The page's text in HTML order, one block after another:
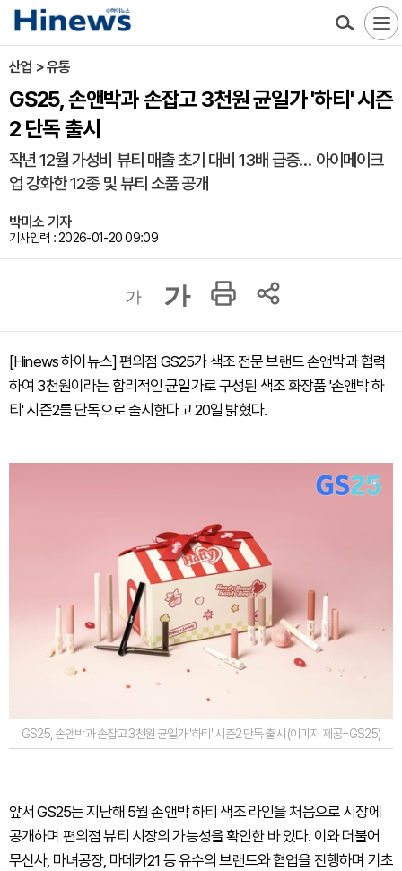
산업 > 유통
GS25, 손앤박과 손잡고 3천원 균일가 '하티' 시즌
2 단독 출시
작년 12월 가성비 뷰티 매출 초기 대비 13배 급증… 아이메이크
업 강화한 12종 및 뷰티 소품 공개
박미소 기자
기사입력 : 2026-01-20 09:09
가 가
[Hinews 하이뉴스] 편의점 GS25가 색조 전문 브랜드 손앤박과 협력
하여 3천원이라는 합리적인 균일가로 구성된 색조 화장품 '손앤박 하
티' 시즌2를 단독으로 출시한다고 20일 밝혔다.
GS25, 손앤박과 손잡고 3천원 균일가 '하티' 시즌2 단독 출시 (이미지 제공=GS25)
앞서 GS25는 지난해 5월 손앤박 하티 색조 라인을 처음으로 시장에
공개하며 편의점 뷰티 시장의 가능성을 확인한 바 있다. 이와 더불어
무신사, 마녀공장, 마데카21 등 유수의 브랜드와 협업을 진행하며 기초